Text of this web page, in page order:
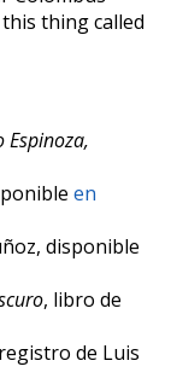
thing called
Espinoza,
en
disponible
, libro de
de Luis